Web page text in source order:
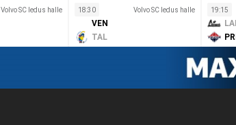
Volvo SC ledus halle 18:30 Volvo SC ledus halle
VEN
TAL
19:15
LAI
PRI